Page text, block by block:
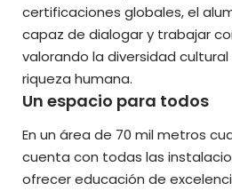
certificaciones globales, el
capaz de dialogar y trabajar
valorando la diversidad
riqueza humana.
Un espacio para todos
En un área de 70 mil metros
cuenta con todas las
ofrecer educación de